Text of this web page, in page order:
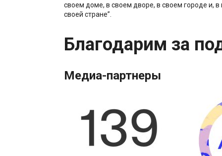
своем доме, в своем дворе, в своем городе и, в
своей стране”.
Благодарим за
Медиа-партнеры